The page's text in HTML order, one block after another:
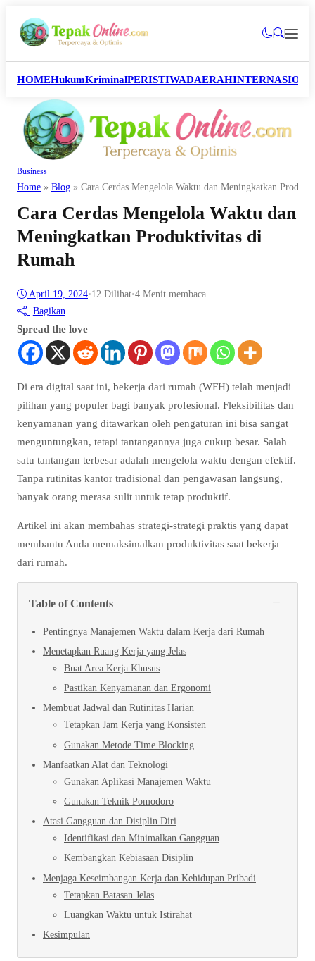
HOMEHukumKriminalPERISTIWADAERAH
Business
Home » Blog » Cara Cerdas Mengelola Waktu dan Meningkatkan
Cara Cerdas Mengelola Waktu dan
Meningkatkan Produktivitas di
Rumah
April 19, 2024•12 Dilihat•4 Menit membaca
Bagikan
Spread the love
Di era digital saat ini, bekerja dari rumah (WFH) telah menjadi
pilihan yang populer bagi banyak profesional. Fleksibilitas dan
kenyamanan yang ditawarkan oleh pengaturan ini bisa sangat
menguntungkan, tetapi tantangannya juga cukup besar. Salah
satu tantangan terbesar adalah mengelola waktu dengan efektif.
Tanpa rutinitas kantor tradisional dan pengawasan langsung,
banyak orang merasa sulit untuk tetap produktif.
Artikel ini akan membahas strategi-strategi praktis yang dapat
membantu Anda memaksimalkan produktivitas saat bekerja
dari rumah.
Table of Contents −
Pentingnya Manajemen Waktu dalam Kerja dari Rumah
Menetapkan Ruang Kerja yang Jelas
Buat Area Kerja Khusus
Pastikan Kenyamanan dan Ergonomi
Membuat Jadwal dan Rutinitas Harian
Tetapkan Jam Kerja yang Konsisten
Gunakan Metode Time Blocking
Manfaatkan Alat dan Teknologi
Gunakan Aplikasi Manajemen Waktu
Gunakan Teknik Pomodoro
Atasi Gangguan dan Disiplin Diri
Identifikasi dan Minimalkan Gangguan
Kembangkan Kebiasaan Disiplin
Menjaga Keseimbangan Kerja dan Kehidupan Pribadi
Tetapkan Batasan Jelas
Luangkan Waktu untuk Istirahat
Kesimpulan